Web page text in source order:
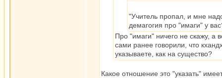
"Учитель пропал, и мне
демагогия про "имаги" у
Про "имаги" ничего не скажу, а
сами ранее говорили, что
указываете, как на существо?
Какое отношение это "указать"